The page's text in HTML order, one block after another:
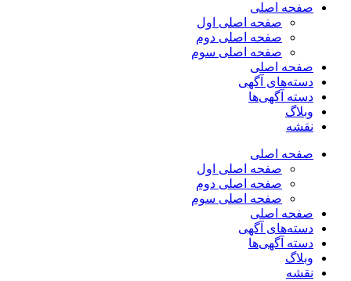
صفحه اصلی
صفحه اصلی اول
صفحه اصلی دوم
صفحه اصلی سوم
صفحه اصلی
دسته‌های آگهی
دسته آگهی‌ها
وبلاگ
نقشه
صفحه اصلی
صفحه اصلی اول
صفحه اصلی دوم
صفحه اصلی سوم
صفحه اصلی
دسته‌های آگهی
دسته آگهی‌ها
وبلاگ
نقشه